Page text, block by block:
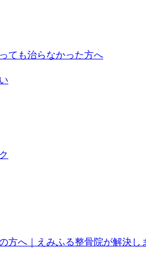
ても治らなかった方へ
方へ｜えみふる整骨院が解決し